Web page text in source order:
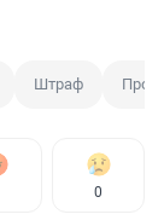
Штраф
0